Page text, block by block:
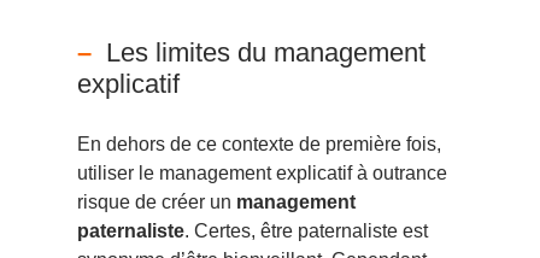
Les limites du management
explicatif
En dehors de ce contexte de première fois,
utiliser le management explicatif à outrance
risque de créer un management
paternaliste. Certes, être paternaliste est